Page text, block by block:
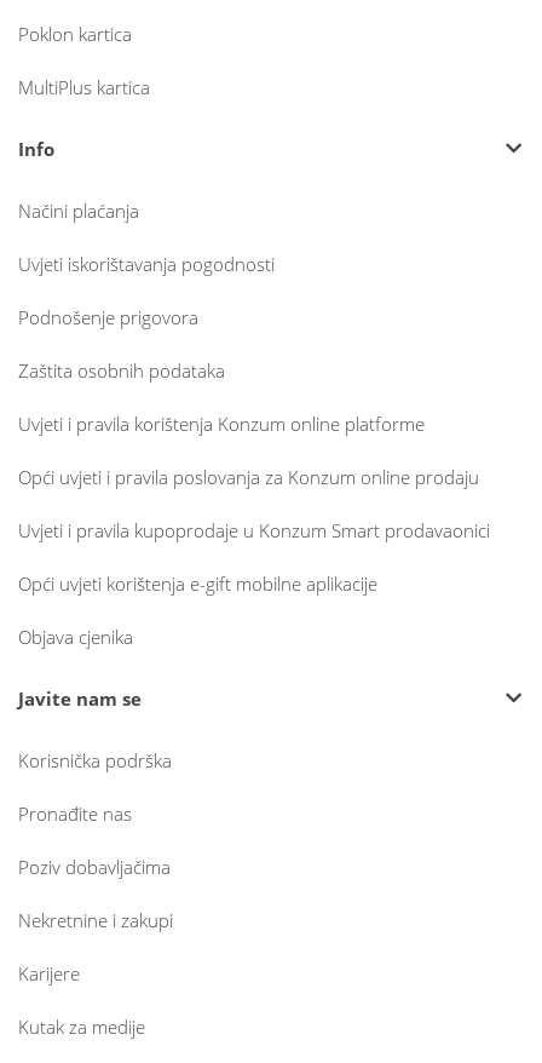
Poklon kartica
MultiPlus kartica
Info
Načini plaćanja
Uvjeti iskorištavanja pogodnosti
Podnošenje prigovora
Zaštita osobnih podataka
Uvjeti i pravila korištenja Konzum online platforme
Opći uvjeti i pravila poslovanja za Konzum online prodaju
Uvjeti i pravila kupoprodaje u Konzum Smart prodavaonici
Opći uvjeti korištenja e-gift mobilne aplikacije
Objava cjenika
Javite nam se
Korisnička podrška
Pronađite nas
Poziv dobavljačima
Nekretnine i zakupi
Karijere
Kutak za medije